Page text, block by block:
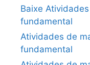
Baixe
fundamental
Atividades de
fundamental